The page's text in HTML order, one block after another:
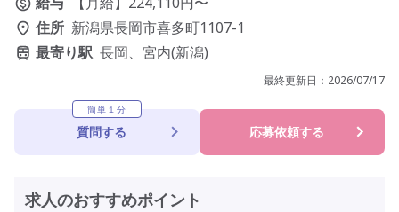
住所 新潟県長岡市喜多町1107-1
最寄り駅 長岡、宮内(新潟)
最終更新日： 2026/07/17
簡単１分
質問する 応募依頼する
求人のおすすめポイント